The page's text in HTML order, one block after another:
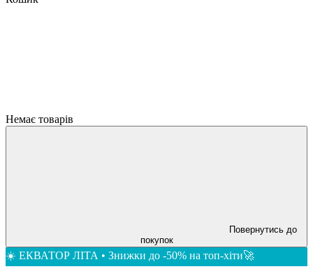
Немає товарів
Повернутись до
покупок
☀️ ЕКВАТОР ЛІТА • Знижки до -50% на топ-хіти🚀